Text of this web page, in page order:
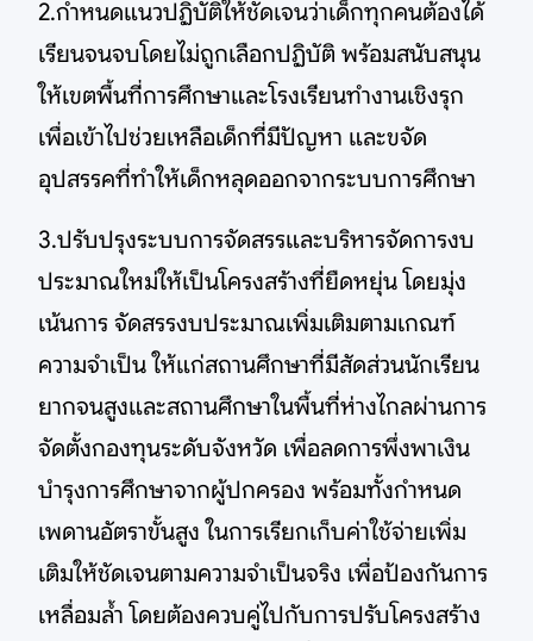
2.กำหนดแนวปฏิบัติให้ชัดเจนว่าเด็กทุกคนต้องได้
เรียนจนจบโดยไม่ถูกเลือกปฏิบัติ พร้อมสนับสนุน
ให้เขตพื้นที่การศึกษาและโรงเรียนทำงานเชิงรุก
เพื่อเข้าไปช่วยเหลือเด็กที่มีปัญหา และขจัด
อุปสรรคที่ทำให้เด็กหลุดออกจากระบบการศึกษา
3.ปรับปรุงระบบการจัดสรรและบริหารจัดการงบ
ประมาณใหม่ให้เป็นโครงสร้างที่ยืดหยุ่น โดยมุ่ง
เน้นการ จัดสรรงบประมาณเพิ่มเติมตามเกณฑ์
ความจำเป็น ให้แก่สถานศึกษาที่มีสัดส่วนนักเรียน
ยากจนสูงและสถานศึกษาในพื้นที่ห่างไกลผ่านการ
จัดตั้งกองทุนระดับจังหวัด เพื่อลดการพึ่งพาเงิน
บำรุงการศึกษาจากผู้ปกครอง พร้อมทั้งกำหนด
เพดานอัตราขั้นสูง ในการเรียกเก็บค่าใช้จ่ายเพิ่ม
เติมให้ชัดเจนตามความจำเป็นจริง เพื่อป้องกันการ
เหลื่อมล้ำ โดยต้องควบคู่ไปกับการปรับโครงสร้าง